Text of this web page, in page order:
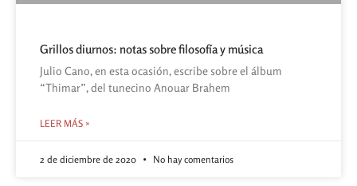
Grillos diurnos: notas sobre filosofía y música
Julio Cano, en esta ocasión, escribe sobre el álbum
“Thimar”, del tunecino Anouar Brahem
LEER MÁS »
2 de diciembre de 2020 No hay comentarios